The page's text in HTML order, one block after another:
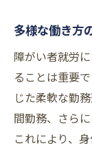
利用
就労
障が
サポ
支援
多様な働き方
障がい者就労
ることは重要
じた柔軟な勤
間勤務、さら
これにより、